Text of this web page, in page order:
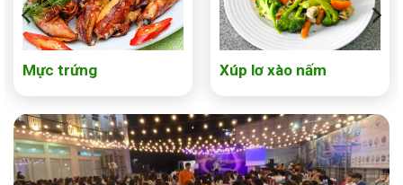
Mực trứng Xúp lơ xào nấm